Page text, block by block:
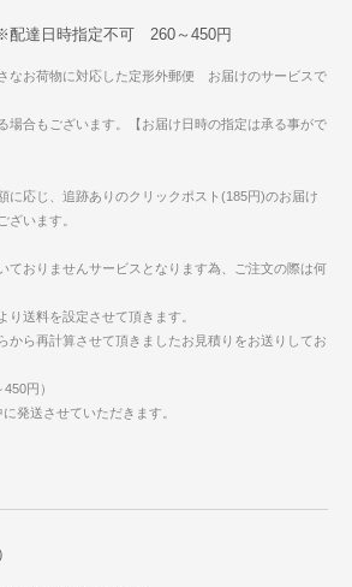
配達日時指定不可 260～450円
なお荷物に対応した定形外郵便 お届けのサービスで
場合もございます。【お届け日時の指定は承る事がで
に応じ、追跡ありのクリックポスト(185円)のお届け
ざいます。
ておりませんサービスとなります為、ご注文の際は何
り送料を設定させて頂きます。
から再計算させて頂きましたお見積りをお送りしてお
円）
発送させていただきます。